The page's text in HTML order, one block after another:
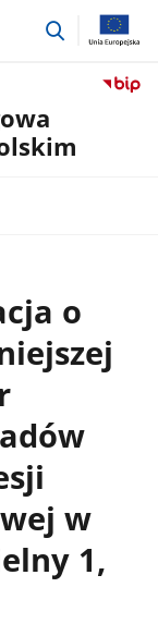
przejdź
o
w
1,